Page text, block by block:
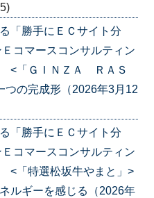
「勝手にＥＣサイト分
コマースコンサルティン
<「ＧＩＮＺＡ ＲＡＳ
の完成形（2026年3月12
「勝手にＥＣサイト分
コマースコンサルティン
「特選松坂牛やまと」>
ルギーを感じる（2026年